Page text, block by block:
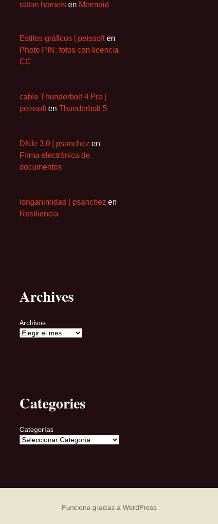
rattan homels en Mermaid
Estilos gráficos | peissoften
Photo PIN: fotos con licencia
CC
cable Thunderbolt 4 Pro |
peissoften Thunderbolt 5
DNIe 3.0 | psanchez en
Firma electrónica de
documentos
longanimidad | psanchez en
Resiliencia
Archives
Archivos
Categories
Categorías
Funciona gracias a WordPress